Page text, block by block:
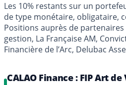
Les 10% restants sur un
de type monétaire, obligataire,
Positions auprès de
gestion, La Française AM,
Financière de l’Arc, Delubac
CALAO Finance : FIP Art